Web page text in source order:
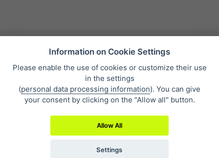
Sales condition
Personal data protection
O firmie
Whistleblowing
Information on Cookie Settings
Please enable the use of cookies or customize their use
in the settings
(personal data processing information). You can give
your consent by clicking on the "Allow all" button.
Allow All
Settings